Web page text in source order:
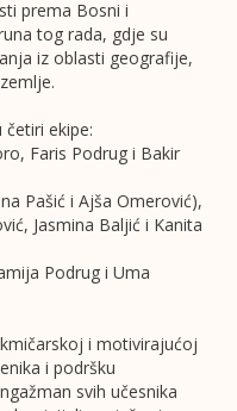
prema Bosni i
tog rada, gdje su
iz oblasti geografije,
ekipe:
Faris Podrug i Bakir
Pašić i Ajša Omerović),
Jasmina Baljić i Kanita
Podrug i Uma
i motivirajućoj
i podršku
svih učesnika